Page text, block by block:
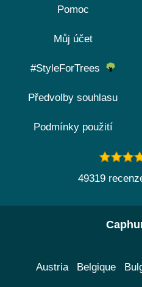
Pomoc
Můj účet
#StyleForTrees
Předvolby souhlasu
Podmínky použití
49319
Austria Belgique